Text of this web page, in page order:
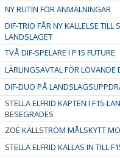
NY RUTIN FÖR ANMÄLNINGAR
DIF-TRIO FÅR NY KALLELSE TILL
LANDSLAGET
TVÅ DIF-SPELARE I P15 FUTURE
LÄRLINGSAVTAL FÖR LOVANDE
DIF-DUO PÅ
STELLA ELFRID KAPTEN I F15-
BESEGRADES
ZOË KÄLLSTRÖM MÅLSKYTT
STELLA ELFRID KALLAS IN TILL